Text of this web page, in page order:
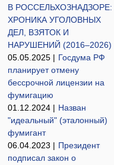
В РОССЕЛЬХОЗНАДЗОРЕ:
ХРОНИКА УГОЛОВНЫХ
ДЕЛ, ВЗЯТОК И
НАРУШЕНИЙ (2016–2026)
05.05.2025 | Госдума РФ
планирует отмену
бессрочной лицензии на
фумигацию
01.12.2024 | Назван
"идеальный" (эталонный)
фумигант
06.04.2023 | Президент
подписал закон о